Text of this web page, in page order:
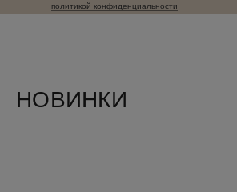
политикой конфиденциальности
НОВИНКИ